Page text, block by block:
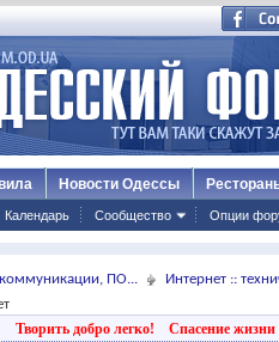
Календарь Сообщество Опции
Новости Одессы
ПО...
Интернет ::
Творить добро легко! Спасение жизни